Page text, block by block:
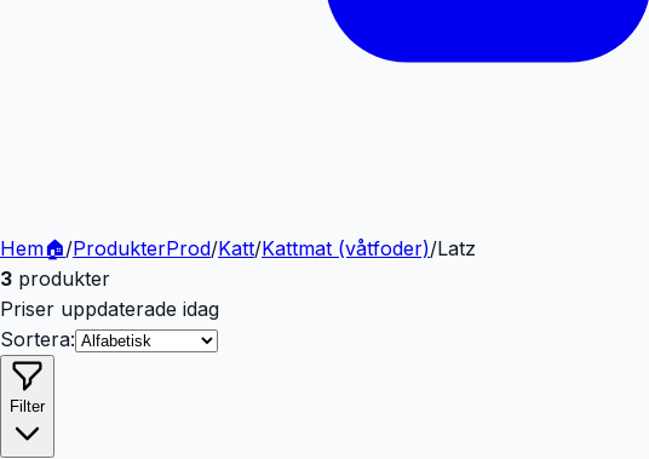
Hem🏠/ProdukterProd/Katt/Kattmat (våtfoder)/Latz
3 produkter
Priser uppdaterade idag
Sortera:
Filter